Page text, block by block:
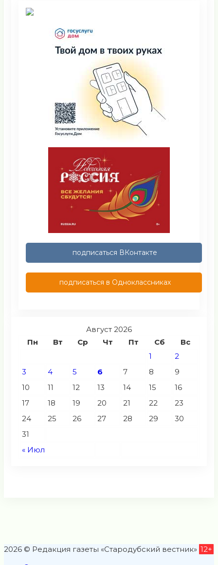
подписаться ВКонтакте
подписаться в Одноклассниках
Август 2026
Пн
Вт Ср Чт Пт Сб Вс
« Июл
1
2
3
4 5 6 7 8
9
10
11 12 13 14 15
16
17
18 19 20 21 22
23
24
25 26 27 28 29
30
31
2026 © Редакция газеты «Стародубский вестник» 12+